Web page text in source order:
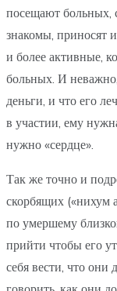
посещают больных,
знакомы, приносят
и более активные,
больных. И
деньги, и что его
в участии, ему
нужно «сердце».
Так же точно и
скорбящих («нихум
по умершему
прийти чтобы его
себя вести, что